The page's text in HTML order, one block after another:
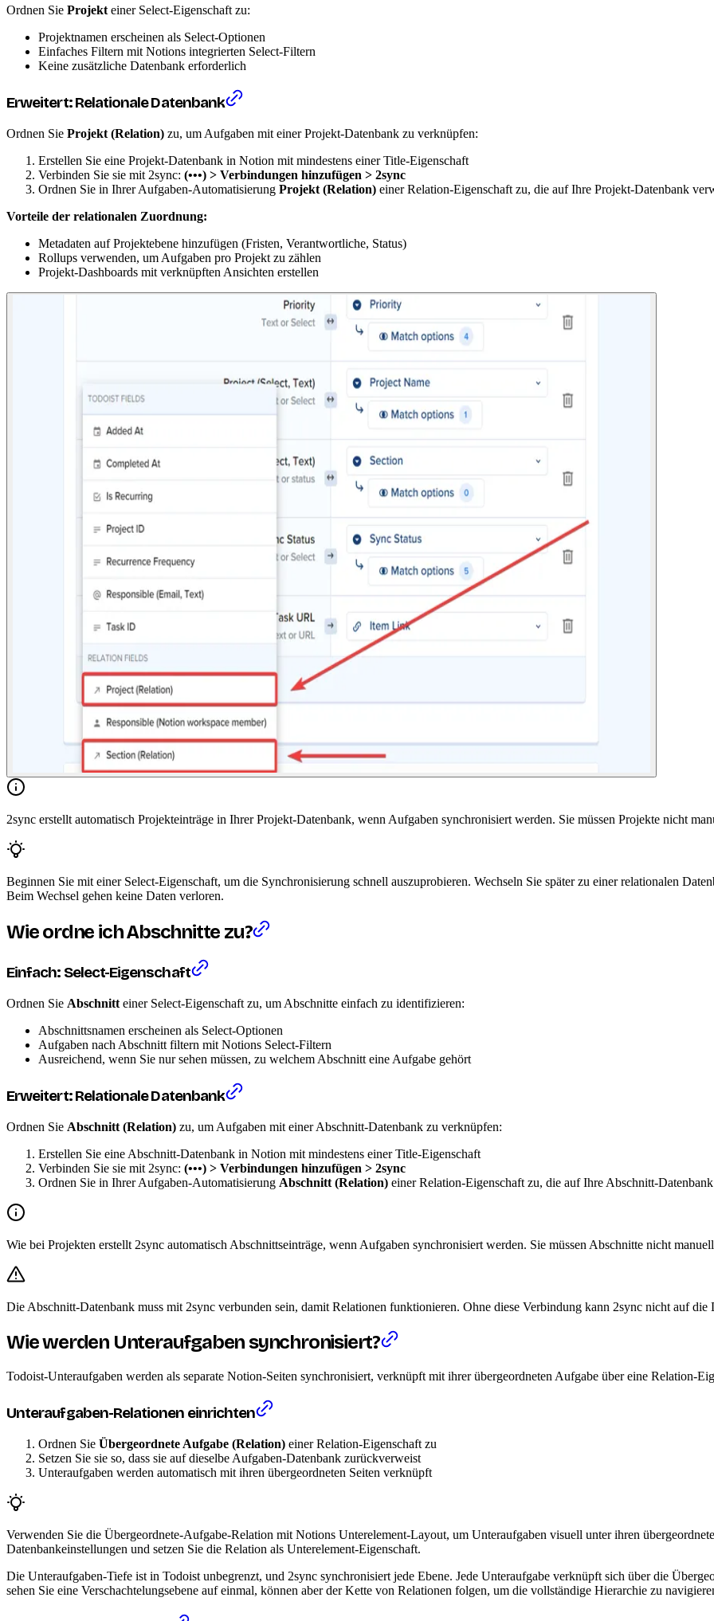
Ordnen Sie Projekt einer Select-Eigenschaft zu:
Projektnamen erscheinen als Select-Optionen
Einfaches Filtern mit Notions integrierten Select-Filtern
Keine zusätzliche Datenbank erforderlich
Erweitert: Relationale Datenbank
Ordnen Sie Projekt (Relation) zu, um Aufgaben mit einer Projekt-Datenbank zu verknüpfen:
Erstellen Sie eine Projekt-Datenbank in Notion mit mindestens einer Title-Eigenschaft
Verbinden Sie sie mit 2sync: (•••) > Verbindungen hinzufügen > 2sync
Ordnen Sie in Ihrer Aufgaben-Automatisierung Projekt (Relation) einer Relation-Eigenschaft zu, die auf Ihre Projekt-Datenbank
Vorteile der relationalen Zuordnung:
Metadaten auf Projektebene hinzufügen (Fristen, Verantwortliche, Status)
Rollups verwenden, um Aufgaben pro Projekt zu zählen
Projekt-Dashboards mit verknüpften Ansichten erstellen
2sync erstellt automatisch Projekteinträge in Ihrer Projekt-Datenbank, wenn Aufgaben synchronisiert werden. Sie müssen Projekte nicht
Beginnen Sie mit einer Select-Eigenschaft, um die Synchronisierung schnell auszuprobieren. Wechseln Sie später zu einer relationalen
Beim Wechsel gehen keine Daten verloren.
Wie ordne ich Abschnitte zu?
Einfach: Select-Eigenschaft
Ordnen Sie Abschnitt einer Select-Eigenschaft zu, um Abschnitte einfach zu identifizieren:
Abschnittsnamen erscheinen als Select-Optionen
Aufgaben nach Abschnitt filtern mit Notions Select-Filtern
Ausreichend, wenn Sie nur sehen müssen, zu welchem Abschnitt eine Aufgabe gehört
Erweitert: Relationale Datenbank
Ordnen Sie Abschnitt (Relation) zu, um Aufgaben mit einer Abschnitt-Datenbank zu verknüpfen:
Erstellen Sie eine Abschnitt-Datenbank in Notion mit mindestens einer Title-Eigenschaft
Verbinden Sie sie mit 2sync: (•••) > Verbindungen hinzufügen > 2sync
Ordnen Sie in Ihrer Aufgaben-Automatisierung Abschnitt (Relation) einer Relation-Eigenschaft zu, die auf Ihre Abschnitt-
Wie bei Projekten erstellt 2sync automatisch Abschnittseinträge, wenn Aufgaben synchronisiert werden. Sie müssen Abschnitte nicht
Die Abschnitt-Datenbank muss mit 2sync verbunden sein, damit Relationen funktionieren. Ohne diese Verbindung kann 2sync nicht auf
Wie werden Unteraufgaben synchronisiert?
Todoist-Unteraufgaben werden als separate Notion-Seiten synchronisiert, verknüpft mit ihrer übergeordneten Aufgabe über eine Relation-
Unteraufgaben-Relationen einrichten
Ordnen Sie Übergeordnete Aufgabe (Relation) einer Relation-Eigenschaft zu
Setzen Sie sie so, dass sie auf dieselbe Aufgaben-Datenbank zurückverweist
Unteraufgaben werden automatisch mit ihren übergeordneten Seiten verknüpft
Verwenden Sie die Übergeordnete-Aufgabe-Relation mit Notions Unterelement-Layout, um Unteraufgaben visuell unter ihren
Datenbankeinstellungen und setzen Sie die Relation als Unterelement-Eigenschaft.
Die Unteraufgaben-Tiefe ist in Todoist unbegrenzt, und 2sync synchronisiert jede Ebene. Jede Unteraufgabe verknüpft sich über die
sehen Sie eine Verschachtelungsebene auf einmal, können aber der Kette von Relationen folgen, um die vollständige Hierarchie zu